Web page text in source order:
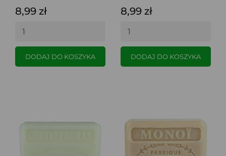
8,99 zł
DODAJ DO KOSZYKA
8,99 zł
DODAJ DO KOSZYKA